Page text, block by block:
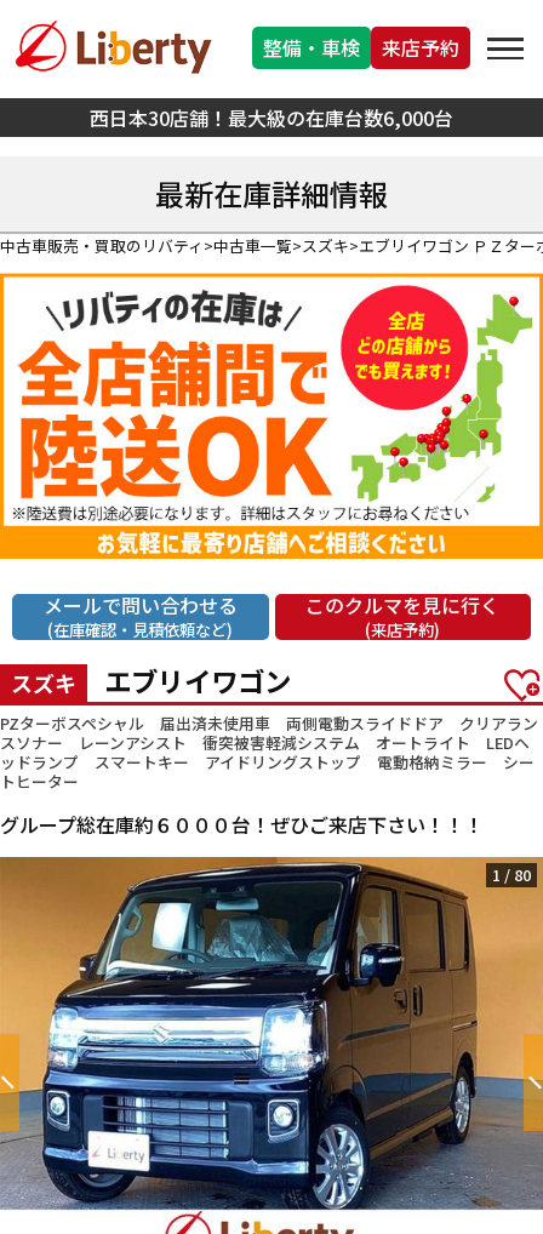
西日本30店舗！最大級の在庫台数6,000台
整備・車検 来店予約
最新在庫詳細情報
中古車販売・買取のリバティ 中古車一覧 スズキ エブリイワゴン ＰＺター
メールで問い合わせる
(在庫確認・見積依頼など)
このクルマを見に行く
(来店予約)
スズキ エブリイワゴン
PZターボスペシャル 届出済未使用車 両側電動スライドドア クリアラン
スソナー レーンアシスト 衝突被害軽減システム オートライト LEDヘ
ッドランプ スマートキー アイドリングストップ 電動格納ミラー シー
トヒーター
グループ総在庫約６０００台！ぜひご来店下さい！！！
1 / 80